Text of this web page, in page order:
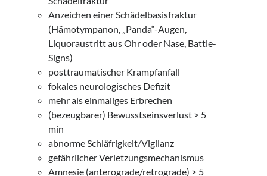
Anzeichen einer Schädelbasisfraktur
(Hämotympanon, „Panda“-Augen,
Liquoraustritt aus Ohr oder Nase, Battle-
Signs)
posttraumatischer Krampfanfall
fokales neurologisches Defizit
mehr als einmaliges Erbrechen
(bezeugbarer) Bewusstseinsverlust > 5
min
abnorme Schläfrigkeit/Vigilanz
gefährlicher Verletzungsmechanismus
Amnesie (anterograde/retrograde) > 5